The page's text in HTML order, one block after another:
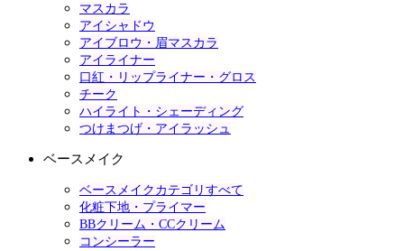
マスカラ
アイシャドウ
アイブロウ・眉マスカラ
アイライナー
口紅・リップライナー・グロス
チーク
ハイライト・シェーディング
つけまつげ・アイラッシュ
ベースメイク
ベースメイクカテゴリすべて
化粧下地・プライマー
BBクリーム・CCクリーム
コンシーラー